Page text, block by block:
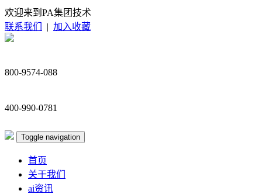
欢迎来到PA集团技术
联系我们
| 加入收藏
800-9574-088
400-990-0781
Toggle navigation
首页
关于我们
ai资讯